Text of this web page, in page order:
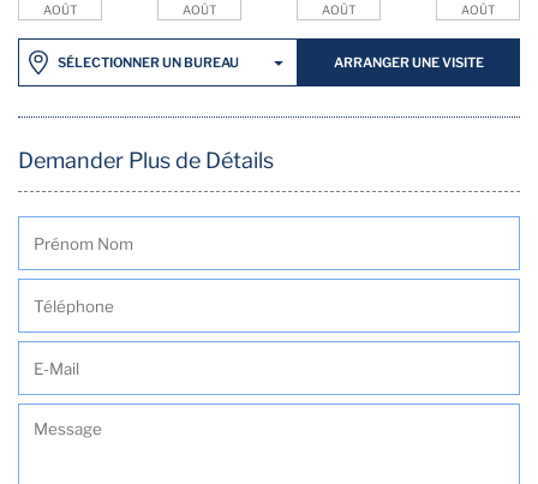
AOÛT AOÛT AOÛT AOÛT
SÉLECTIONNER UN BUREAU ARRANGER UNE VISITE
Demander Plus de Détails